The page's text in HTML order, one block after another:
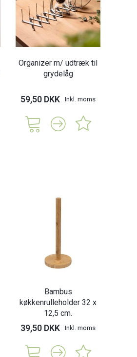
Organizer m/ udtræk til
grydelåg
59,50 DKK Inkl. moms
Bambus
køkkenrulleholder 32 x
12,5 cm.
39,50 DKK Inkl. moms